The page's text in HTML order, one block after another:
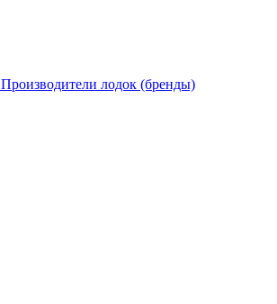
Производители лодок (бренды)